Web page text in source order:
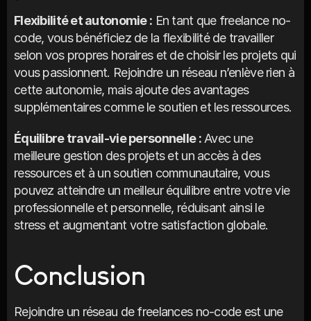
Flexibilité et autonomie : En tant que freelance no-
code, vous bénéficiez de la flexibilité de travailler
selon vos propres horaires et de choisir les projets qui
vous passionnent. Rejoindre un réseau n’enlève rien à
cette autonomie, mais ajoute des avantages
supplémentaires comme le soutien et les ressources.
Équilibre travail-vie personnelle : Avec une
meilleure gestion des projets et un accès à des
ressources et à un soutien communautaire, vous
pouvez atteindre un meilleur équilibre entre votre vie
professionnelle et personnelle, réduisant ainsi le
stress et augmentant votre satisfaction globale.
Conclusion
Rejoindre un réseau de freelances no-code est une